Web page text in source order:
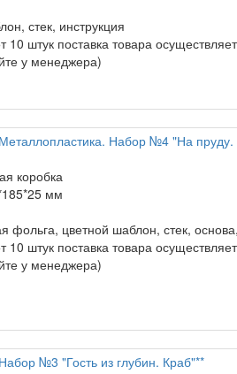
стек, инструкция
10 штук поставка товара
у менеджера)
Набор №4 "На пруду.
коробка
мм
фольга, цветной шаблон, стек,
10 штук поставка товара
у менеджера)
№3 "Гость из глубин. Краб"**